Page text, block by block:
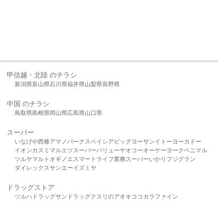
甲信越・北陸 のチラシ
新潟県富山県石川県福井県山梨県長野県
中国 のチラシ
鳥取県島根県岡山県広島県山口県
スーパー
いなげや西條アマノパークスベイシア ビッグヨーサンイトーヨーカドー
イオンカスミ マルエツスーパーバリューヤオコーオーケー ヨークベニマル
ツルヤマルト オギノ エスマート ライフ業務スーパーいかり フジグラン
ダイレックスサンエーイズミヤ
ドラッグストア
ツルハドラッグサンドラッグクスリのアオキ ココカラファイン